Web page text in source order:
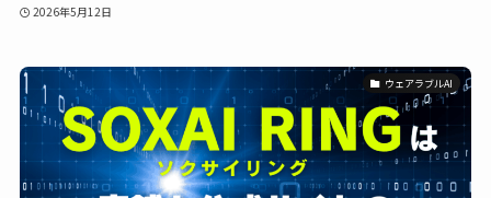
2026年5月12日
ウェアラブルAI